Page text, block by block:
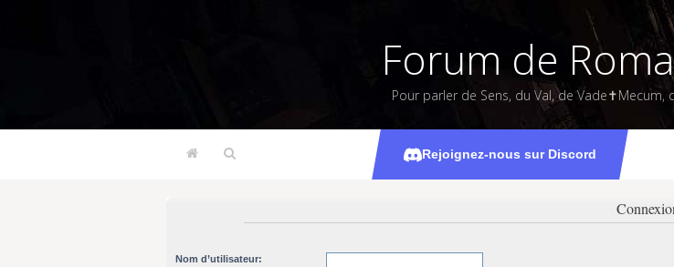
Forum de
Pour parler de Sens, du Val, de Vade✝Mecum,
Rejoignez-nous sur Discord
Nom d’utilisateur: